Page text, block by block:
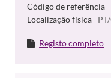
Código de referência
Localização física
Registo completo